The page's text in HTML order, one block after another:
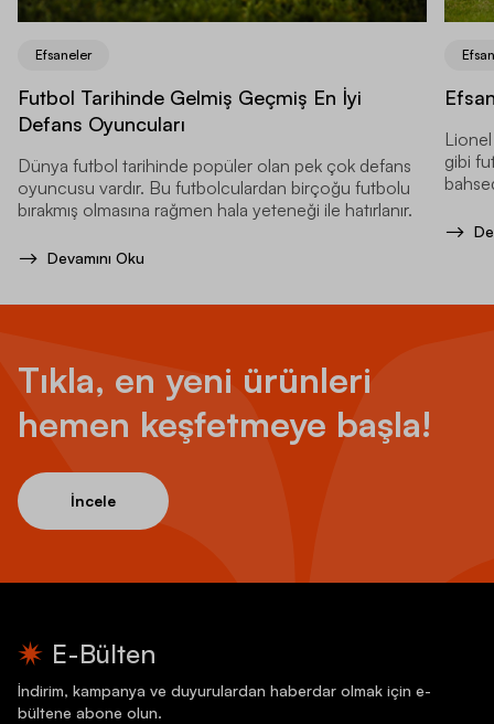
Efsaneler
Futbol Tarihinde Gelmiş Geçmiş En İyi
Defans Oyuncuları
Dünya futbol tarihinde popüler olan pek çok defans
oyuncusu vardır. Bu futbolculardan birçoğu futbolu
bırakmış olmasına rağmen hala yeteneği ile hatırlanır.
Devamını Oku
gibi
Tıkla, en yeni ürünleri
hemen keşfetmeye başla!
İncele
E-Bülten
İndirim, kampanya ve duyurulardan haberdar olmak için e-
bültene abone olun.